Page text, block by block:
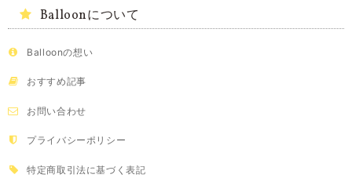
Balloonについて
Balloonの想い
おすすめ記事
お問い合わせ
プライバシーポリシー
特定商取引法に基づく表記